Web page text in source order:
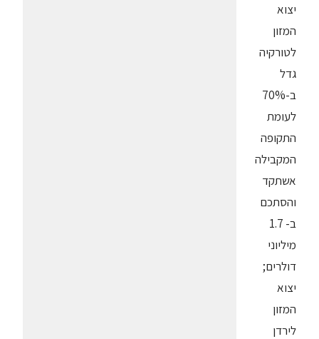
יצוא
המזון
לטורקיה
גדל
ב-70%
לעומת
התקופה
המקבילה
אשתקד
והסתכם
ב- 1.7
מיליוני
דולרים;
יצוא
המזון
לירדן